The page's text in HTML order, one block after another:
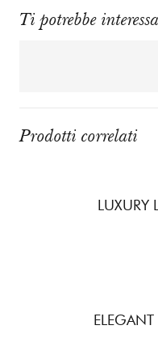
Ti potrebbe
Prodotti correlati
LUXURY